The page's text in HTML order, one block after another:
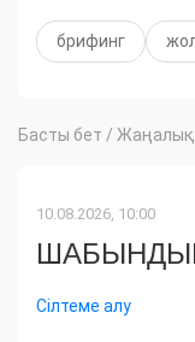
брифинг
Басты бет /
10.08.2026, 10:00
Сілтеме алу